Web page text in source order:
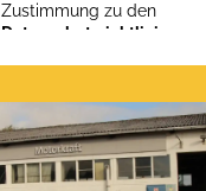
Zustimmung zu den
Datenschutzrichtlinien
Zustimmen und
aktivieren